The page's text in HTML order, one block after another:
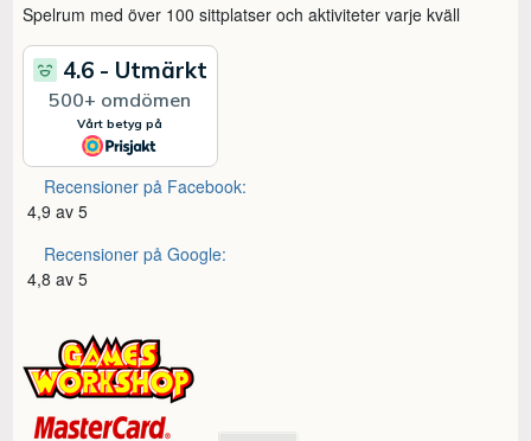
Spelrum med över 100 sittplatser och aktiviteter varje kväll
Recensioner på Facebook:
4,9 av 5
Recensioner på Google:
4,8 av 5